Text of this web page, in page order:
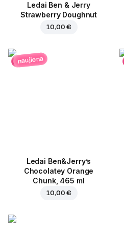
Ledai Ben & Jerry
Strawberry Doughnut
10,00 €
naujiena
Ledai Ben&Jerry’s
Chocolatey Orange
Chunk, 465 ml
10,00 €